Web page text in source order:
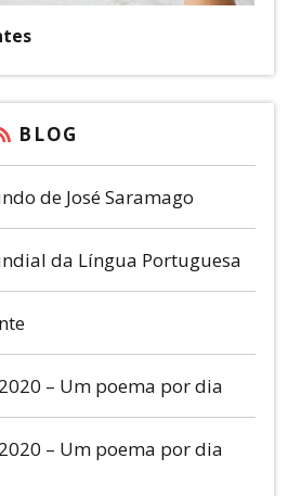
BLOG
de José Saramago
da Língua Portuguesa
– Um poema por dia
– Um poema por dia